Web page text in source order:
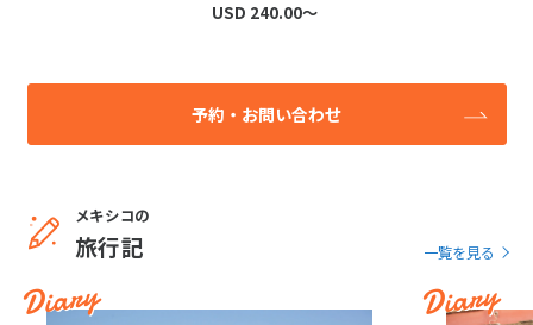
USD 240.00〜
予約・お問い合わせ
メキシコの
旅行記 一覧を見る
Diary Diary